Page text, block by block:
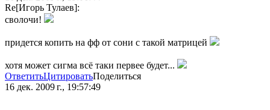
Re[Игорь Тулаев]:
сволочи!
придется копить на фф от сони с такой матрицей
хотя может сигма всё таки первее будет...
ОтветитьЦитироватьПоделиться
16 дек. 2009 г., 19:57:49